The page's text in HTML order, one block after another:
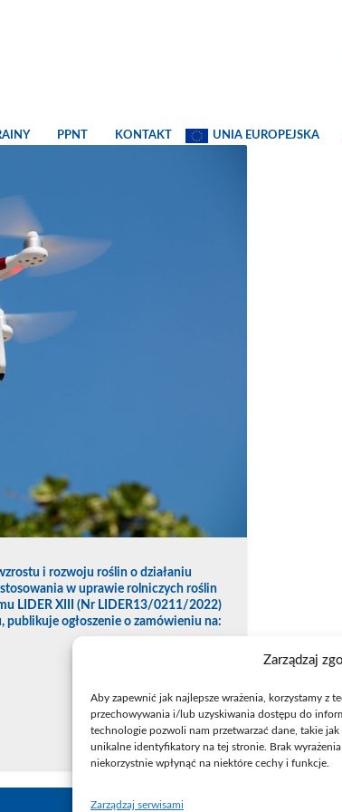
Zarządzaj
Aby zapewnić jak najlepsze wrażenia, korzystamy z
przechowywania i/lub uzyskiwania dostępu do
technologie pozwoli nam przetwarzać dane, takie
unikalne identyfikatory na tej stronie. Brak
niekorzystnie wpłynąć na niektóre cechy i funkcje.
Zarządzaj serwisami
PPNT KONTAKT UNIA EUROPEJSKA
i rozwoju roślin o działaniu
w uprawie rolniczych roślin
LIDER XIII (Nr LIDER13/0211/2022)
ogłoszenie o zamówieniu na: